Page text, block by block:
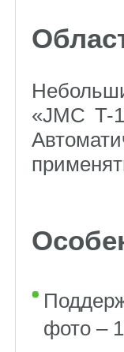
«JMC T-
фото –